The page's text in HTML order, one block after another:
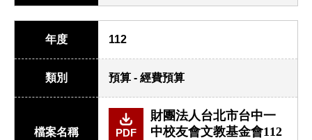
年度 112
類別 預算 - 經費預算
檔案名稱 PDF
財團法人台北市台中一
中校友會文教基金會112